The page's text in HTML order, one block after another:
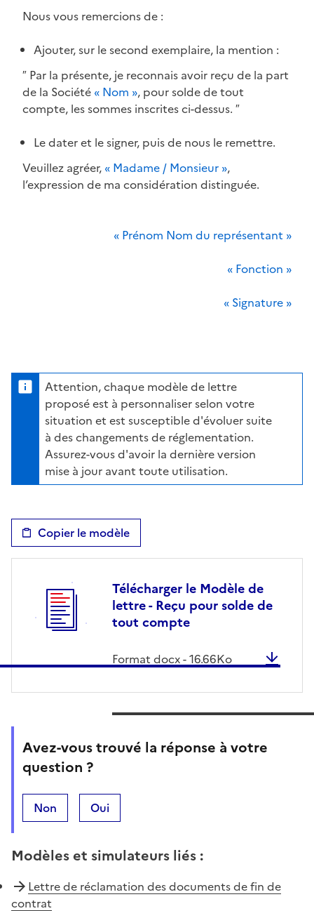
Nous vous remercions de :
Ajouter, sur le second exemplaire, la mention :
″ Par la présente, je reconnais avoir reçu de la part
de la Société « Nom », pour solde de tout
compte, les sommes inscrites ci-dessus. ″
Le dater et le signer, puis de nous le remettre.
Veuillez agréer, « Madame / Monsieur »,
l’expression de ma considération distinguée.
« Prénom Nom du représentant »
« Fonction »
« Signature »
Attention, chaque modèle de lettre
proposé est à personnaliser selon votre
situation et est susceptible d'évoluer suite
à des changements de réglementation.
Assurez-vous d'avoir la dernière version
mise à jour avant toute utilisation.
Copier le modèle
Télécharger le Modèle de
lettre - Reçu pour solde de
tout compte
Format docx-16.66Ko
Avez-vous trouvé la réponse à votre
question ?
Non Oui
Modèles et simulateurs liés :
Lettre de réclamation des documents de fin de
contrat